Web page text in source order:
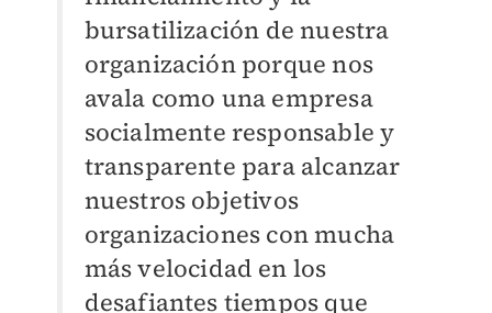
bursatilización de nuestra
organización porque nos
avala como una empresa
socialmente responsable y
transparente para alcanzar
nuestros objetivos
organizaciones con mucha
más velocidad en los
desafiantes tiempos que